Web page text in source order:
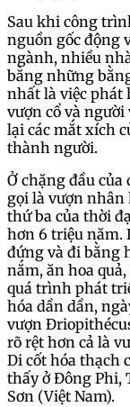
Sau khi công
nguồn gốc động
ngành, nhiều
bằng những
nhất là việc phát
vượn cổ và
lại các mắt xích
thành người.
Ở chặng đầu
gọi là vượn
thứ ba của thời
hơn 6 triệu năm.
đứng và đi bằng
nắm, ăn hoa
quá trình phát
hóa dần dần,
vượn
rõ rệt hơn cả là
Di cốt hóa thạch
thấy ở Đông Phi,
Sơn (Việt Nam).